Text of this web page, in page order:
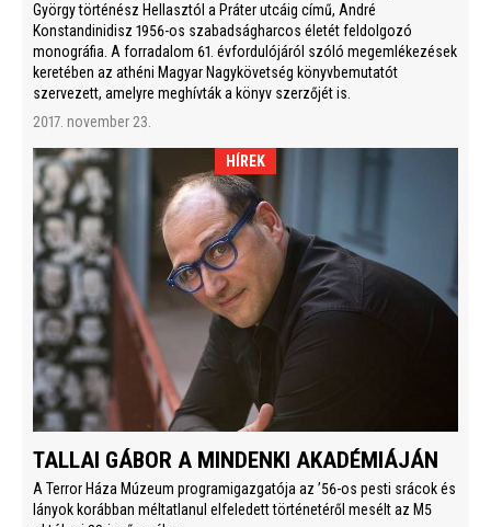
György történész Hellasztól a Práter utcáig című, André
Konstandinidisz 1956-os szabadságharcos életét feldolgozó
monográfia. A forradalom 61. évfordulójáról szóló megemlékezések
keretében az athéni Magyar Nagykövetség könyvbemutatót
szervezett, amelyre meghívták a könyv szerzőjét is.
2017. november 23.
HÍREK
TALLAI GÁBOR A MINDENKI AKADÉMIÁJÁN
A Terror Háza Múzeum programigazgatója az ’56-os pesti srácok és
lányok korábban méltatlanul elfeledett történetéről mesélt az M5